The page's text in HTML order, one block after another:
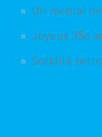
Un mental
Joyeux 35e
Solidité